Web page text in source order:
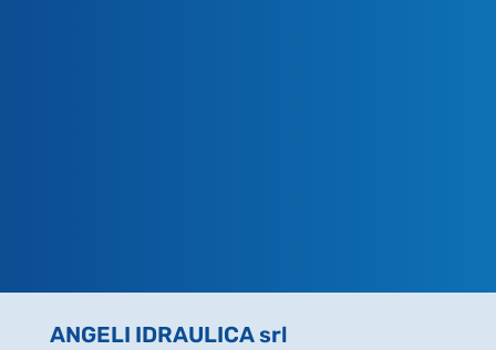
ANGELI IDRAULICA srl